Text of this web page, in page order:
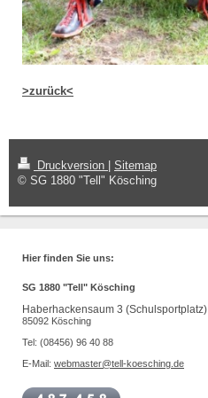
>zurück<
Druckversion
Sitemap
© SG 1880 "Tell" Kösching
Hier finden Sie uns:
SG 1880 "Tell" Kösching
Haberhackensaum 3 (Schulsportplatz)
85092 Kösching
Tel: (08456) 96 40 88
E-Mail: webmaster@tell-koesching.de